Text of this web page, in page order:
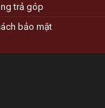
trả góp
bảo mật